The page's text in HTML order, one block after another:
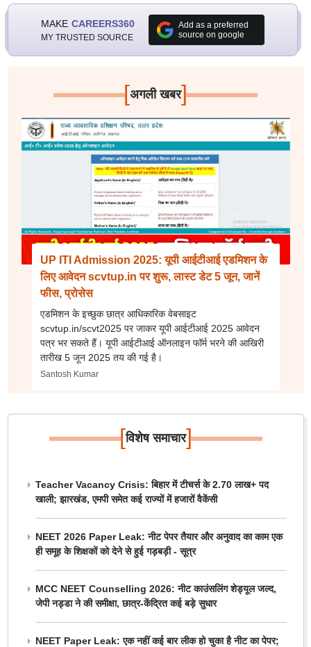
MAKE CAREERS360
MY TRUSTED SOURCE
Add as a preferred
source on google
[अगली खबर]
UP ITI Admission 2025: यूपी आईटीआई एडमिशन के
लिए आवेदन scvtup.in पर शुरू, लास्ट डेट 5 जून, जानें
फीस, प्रोसेस
एडमिशन के इच्छुक छात्र आधिकारिक वेबसाइट
scvtup.in/scvt2025 पर जाकर यूपी आईटीआई 2025 आवेदन
पत्र भर सकते हैं। यूपी आईटीआई ऑनलाइन फॉर्म भरने की आखिरी
तारीख 5 जून 2025 तय की गई है।
Santosh Kumar
[विशेष समाचार]
Teacher Vacancy Crisis: बिहार में टीचर्स के 2.70 लाख+ पद
खाली; झारखंड, एमपी समेत कई राज्यों में हजारों वैकेंसी
NEET 2026 Paper Leak: नीट पेपर तैयार और अनुवाद का काम एक
ही समूह के शिक्षकों को देने से हुई गड़बड़ी - सूत्र
MCC NEET Counselling 2026: नीट काउंसलिंग शेड्यूल जल्द,
जेपी नड्डा ने की समीक्षा, छात्र-केंद्रित कई बड़े सुधार
NEET Paper Leak: एक नहीं कई बार लीक हो चुका है नीट का पेपर;